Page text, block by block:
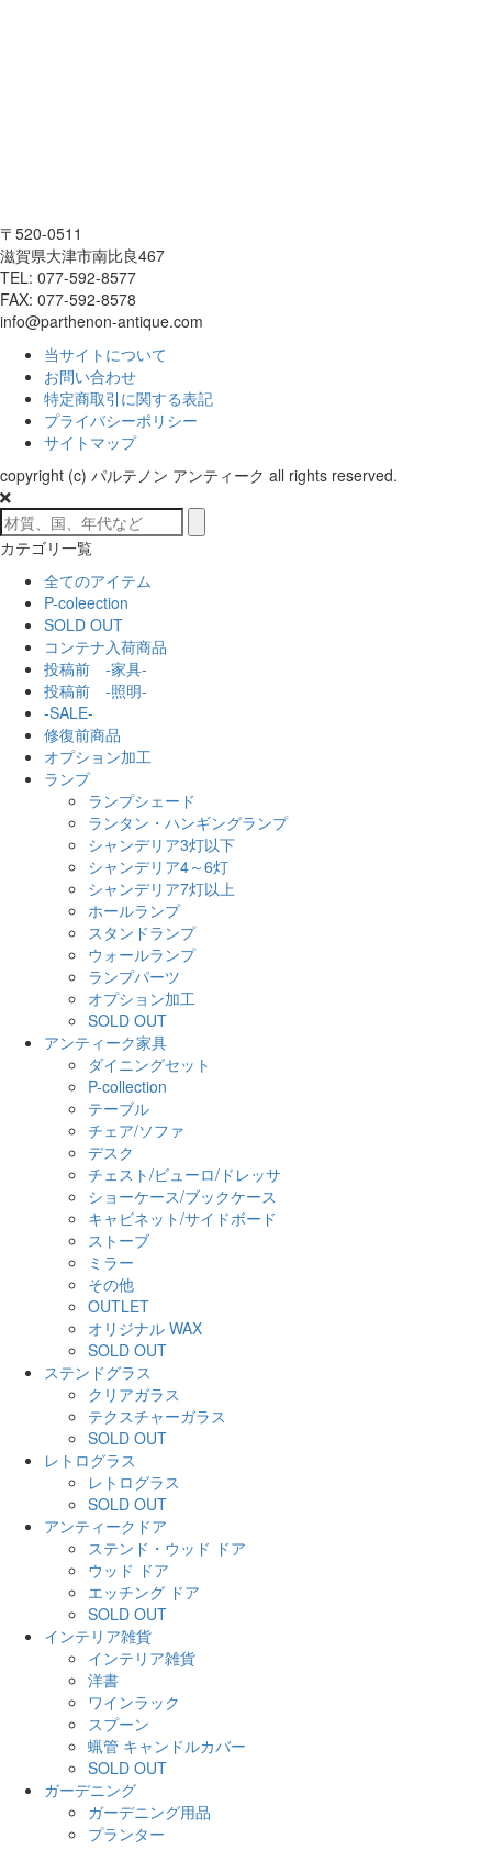
〒520-0511
滋賀県大津市南比良467
TEL: 077-592-8577
FAX: 077-592-8578
info@parthenon-antique.com
当サイトについて
お問い合わせ
特定商取引に関する表記
プライバシーポリシー
サイトマップ
copyright (c) パルテノン アンティーク all rights reserved.
カテゴリ一覧
全てのアイテム
P-coleection
SOLD OUT
コンテナ入荷商品
投稿前 -家具-
投稿前 -照明-
-SALE-
修復前商品
オプション加工
ランプ
ランプシェード
ランタン・ハンギングランプ
シャンデリア3灯以下
シャンデリア4～6灯
シャンデリア7灯以上
ホールランプ
スタンドランプ
ウォールランプ
ランプパーツ
オプション加工
SOLD OUT
アンティーク家具
ダイニングセット
P-collection
テーブル
チェア/ソファ
デスク
チェスト/ビューロ/ドレッサ
ショーケース/ブックケース
キャビネット/サイドボード
ストーブ
ミラー
その他
OUTLET
オリジナル WAX
SOLD OUT
ステンドグラス
クリアガラス
テクスチャーガラス
SOLD OUT
レトログラス
レトログラス
SOLD OUT
アンティークドア
ステンド・ウッド ドア
ウッド ドア
エッチング ドア
SOLD OUT
インテリア雑貨
インテリア雑貨
洋書
ワインラック
スプーン
蝋管 キャンドルカバー
SOLD OUT
ガーデニング
ガーデニング用品
プランター